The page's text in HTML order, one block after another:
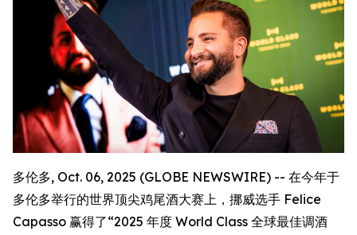
多伦多, Oct. 06, 2025 (GLOBE NEWSWIRE) -- 在今年于
多伦多举行的世界顶尖鸡尾酒大赛上，挪威选手 Felice
Capasso 赢得了“2025 年度 World Class 全球最佳调酒